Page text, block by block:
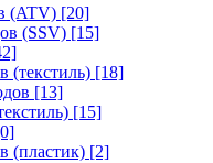
(ATV) [20]
(SSV) [15]
(текстиль) [18]
[13]
[15]
(пластик) [2]